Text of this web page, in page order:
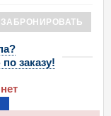
ЗАБРОНИРОВАТЬ
заказу!